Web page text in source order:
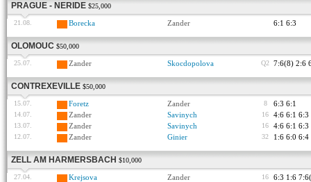
PRAGUE - NERIDE $25,000
21.08. Borecka Zander 6:1 6:3
OLOMOUC $50,000
25.07. Zander Skocdopolova Q2 7:6(8) 2:6
CONTREXEVILLE $50,000
15.07. Foretz Zander 8 6:3 6:1
14.07. Zander Savinych 16 4:6 6:1 6:3
13.07. Zander Savinych 16 4:6 6:1 6:3
12.07. Zander Ginier 32 1:6 6:0 6:4
ZELL AM HARMERSBACH $10,000
27.04. Krejsova Zander 16 6:3 1:6